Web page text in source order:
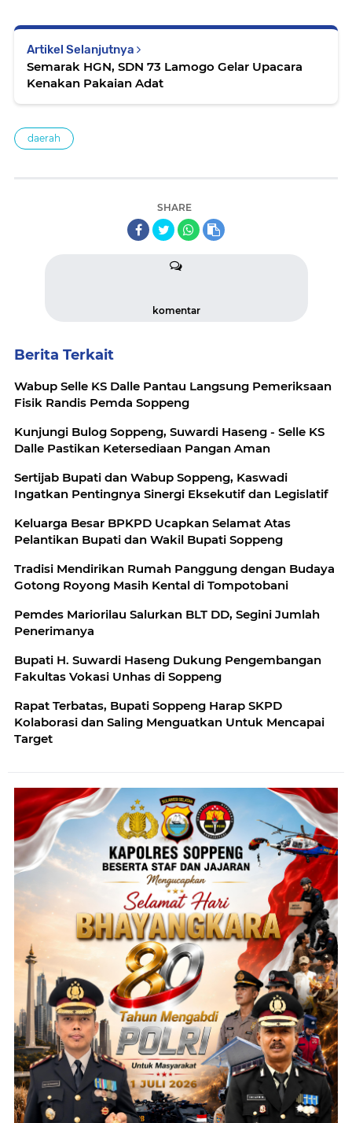
Artikel Selanjutnya
Semarak HGN, SDN 73 Lamogo Gelar Upacara
Kenakan Pakaian Adat
daerah
SHARE
komentar
Berita Terkait
Wabup Selle KS Dalle Pantau Langsung Pemeriksaan
Fisik Randis Pemda Soppeng
Kunjungi Bulog Soppeng, Suwardi Haseng - Selle KS
Dalle Pastikan Ketersediaan Pangan Aman
Sertijab Bupati dan Wabup Soppeng, Kaswadi
Ingatkan Pentingnya Sinergi Eksekutif dan Legislatif
Keluarga Besar BPKPD Ucapkan Selamat Atas
Pelantikan Bupati dan Wakil Bupati Soppeng
Tradisi Mendirikan Rumah Panggung dengan Budaya
Gotong Royong Masih Kental di Tompotobani
Pemdes Mariorilau Salurkan BLT DD, Segini Jumlah
Penerimanya
Bupati H. Suwardi Haseng Dukung Pengembangan
Fakultas Vokasi Unhas di Soppeng
Rapat Terbatas, Bupati Soppeng Harap SKPD
Kolaborasi dan Saling Menguatkan Untuk Mencapai
Target